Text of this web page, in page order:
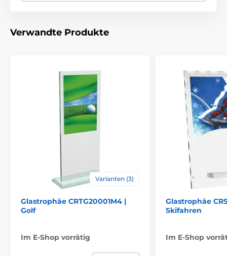
Verwandte Produkte
Varianten (3)
Glastrophäe CRTG20001M4 |
Golf
Im E-Shop vorrätig
Glastrophäe
Skifahren
Im E-Shop